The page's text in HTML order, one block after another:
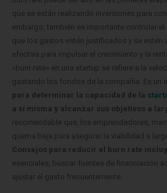
que se están realizando inversiones para
embargo, también es importante controlar el
que los gastos estén justificados y se estén
efectiva para impulsar el crecimiento y la
«burn rate» en una startup se refiere a la
gastando los fondos de la compañía. Es un
para determinar la capacidad de la
a sí misma y alcanzar sus objetivos a
recomendable que, los emprendedores,
quema baja para asegurar la viabilidad a
Consejos para reducir el burn rate
esenciales, buscar fuentes de financiación
ajustar el gasto frecuentemente.